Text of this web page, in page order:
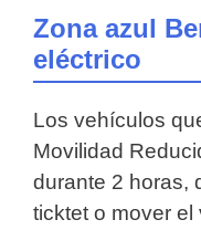
Zona azul
eléctrico
Los vehículos
Movilidad
durante 2 horas,
ticktet o mover